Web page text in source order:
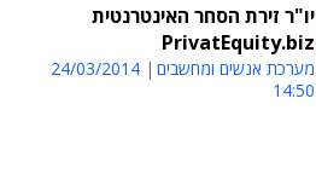
יו"ר זירת הסחר האינטרנטית
PrivatEquity.biz
מערכת אנשים ומחשבים
24/03/2014
14:50